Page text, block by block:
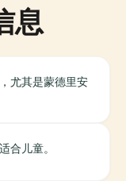
息
尤其是蒙德里安
合儿童。